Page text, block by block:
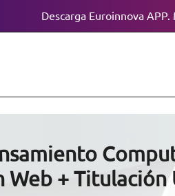
Descarga Euroinnova
ESTUDIOS
Doctorados
Web +